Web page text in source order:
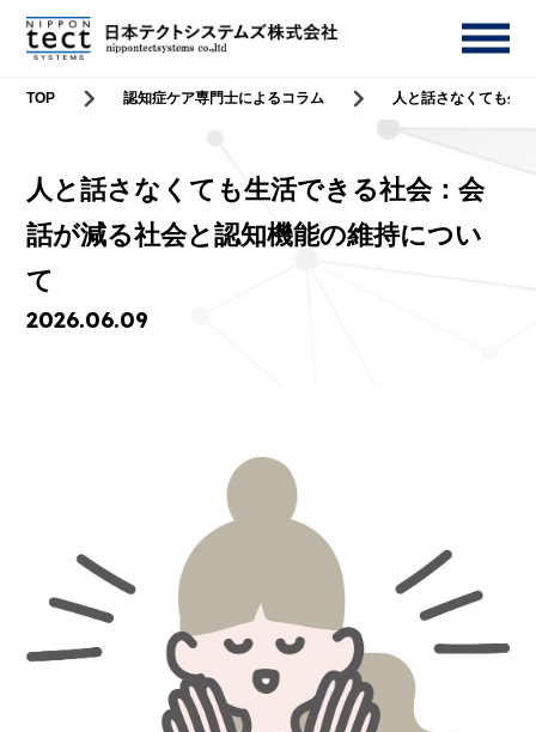
TOP 認知症ケア専門士によるコラム 人と話さなくても生
人と話さなくても生活できる社会：会
話が減る社会と認知機能の維持につい
て
2026.06.09